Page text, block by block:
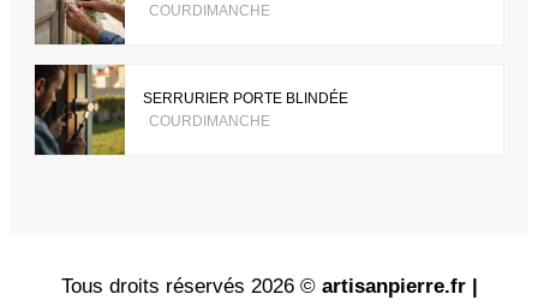
COURDIMANCHE
SERRURIER PORTE BLINDÉE
COURDIMANCHE
Tous droits réservés 2026 © artisanpierre.fr |